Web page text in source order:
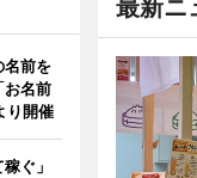
最新ニ
名前を
名前
り開催
ぐ」